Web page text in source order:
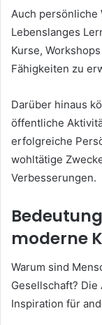
Auch
Lebenslanges
Kurse,
Fähigkeiten zu
Darüber hinaus
öffentliche
erfolgreiche
wohltätige
Verbesserungen.
moderne
Warum sind
Gesellschaft?
Inspiration für